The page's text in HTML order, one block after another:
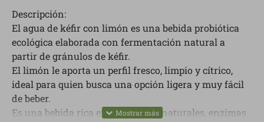
Descripción:
El agua de kéfir con limón es una bebida probiótica
ecológica elaborada con fermentación natural a
partir de gránulos de kéfir.
El limón le aporta un perfil fresco, limpio y cítrico,
ideal para quien busca una opción ligera y muy fácil
de beber.
Es una bebida rica en probióticos naturales, enzimas